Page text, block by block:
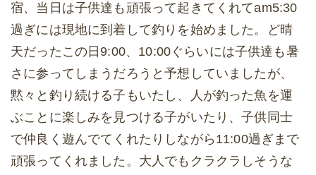
宿、当日は子供達も頑張って起きてくれてam5:30
過ぎには現地に到着して釣りを始めました。ど晴
天だったこの日9:00、10:00ぐらいには子供達も暑
さに参ってしまうだろうと予想していましたが、
黙々と釣り続ける子もいたし、人が釣った魚を運
ぶことに楽しみを見つける子がいたり、子供同士
で仲良く遊んでてくれたりしながら11:00過ぎまで
頑張ってくれました。大人でもクラクラしそうな